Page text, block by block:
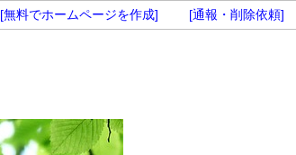
[無料でホームページを作成] [通報・削除依頼]